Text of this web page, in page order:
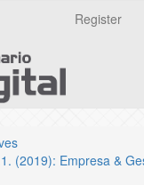
Register
(2019): Empresa &